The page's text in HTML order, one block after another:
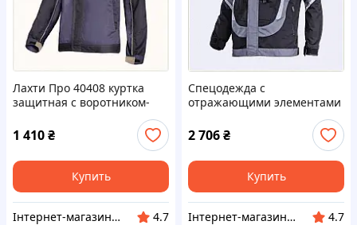
Лахти Про 40408 куртка
защитная с воротником-
1 410₴
Купить
Інтернет-магазин ShopNow
4.7
Спецодежда с
отражающими элементами
76BC21023
2 706₴
Купить
Інтернет-магазин ShopNow
4.7